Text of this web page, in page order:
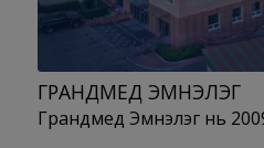
ГРАНДМЕД ЭМНЭЛЭГ
Грандмед Эмнэлэг нь